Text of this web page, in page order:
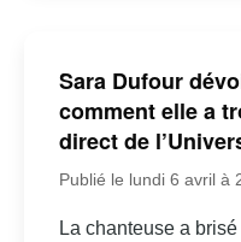
Sara Dufour
comment elle a
direct de
Publié le lundi 6 avril à
La chanteuse a